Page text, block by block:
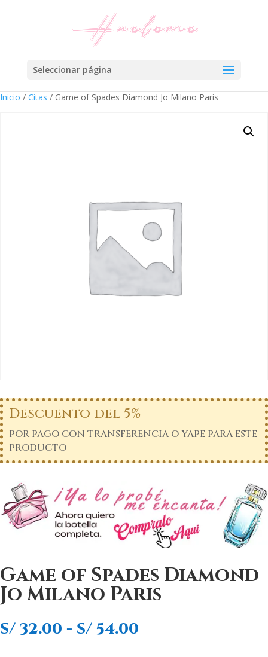
Seleccionar página
Inicio / Citas / Game of Spades Diamond Jo Milano Paris
Descuento del 5%
por pago con transferencia o yape para este
producto
Game of Spades Diamond
Jo Milano Paris
S/ 32.00 - S/ 54.00